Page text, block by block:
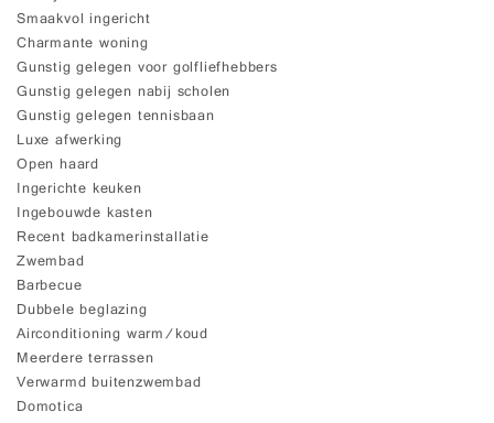
Smaakvol ingericht
Charmante woning
Gunstig gelegen voor golfliefhebbers
Gunstig gelegen nabij scholen
Gunstig gelegen tennisbaan
Luxe afwerking
Open haard
Ingerichte keuken
Ingebouwde kasten
Recent badkamerinstallatie
Zwembad
Barbecue
Dubbele beglazing
Airconditioning warm/koud
Meerdere terrassen
Verwarmd buitenzwembad
Domotica